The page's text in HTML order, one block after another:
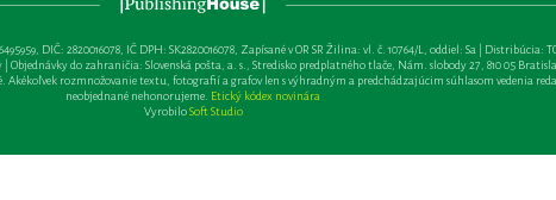
DIČ: 2820016078, IČ DPH: SK2820016078, Zapísané v OR SR Žilina: vl. č. 10764/L, oddiel: Sa | Distribúcia:
do zahraničia: Slovenská pošta, a. s., Stredisko predplatného tlače, Nám. slobody 27, 810 05
Akékoľvek rozmnožovanie textu, fotografií a grafov len s výhradným a predchádzajúcim súhlasom vedenia
neobjednané nehonorujeme. Etický kódex novinára
VyrobiloSoft Studio